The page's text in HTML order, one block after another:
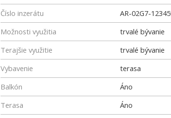
Číslo inzerátu
AR-02G7-
Možnosti využitia
trvalé bývanie
Terajšie využitie
trvalé bývanie
Vybavenie
terasa
Balkón
Áno
Terasa
Áno